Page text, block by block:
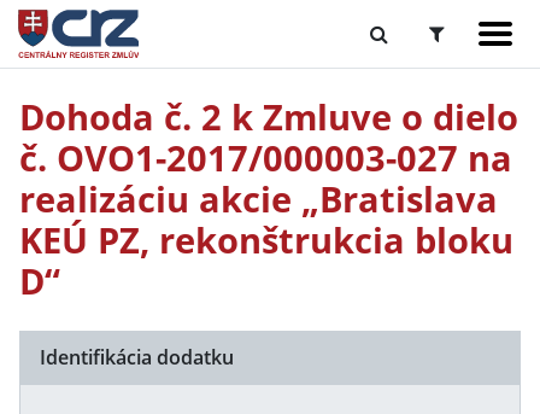
Dohoda č. 2 k Zmluve o dielo
č. OVO1-2017/000003-027 na
realizáciu akcie „Bratislava
KEÚ PZ, rekonštrukcia bloku
D“
Identifikácia dodatku